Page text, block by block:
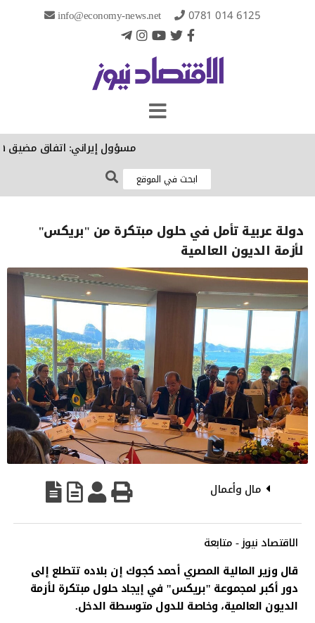
info@economy-news.net 0781 014 6125
مسؤول إيراني: اتفاق مضيق
دولة عربية تأمل في حلول مبتكرة من "بريكس"
لأزمة الديون العالمية
مال وأعمال
الاقتصاد نيوز - متابعة
قال وزير المالية المصري أحمد كجوك إن بلاده تتطلع إلى
دور أكبر لمجموعة "بريكس" في إيجاد حلول مبتكرة لأزمة
الديون العالمية، وخاصة للدول متوسطة الدخل.